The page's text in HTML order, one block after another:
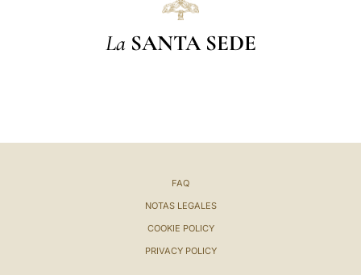
La SANTA SEDE
FAQ
NOTAS LEGALES
COOKIE POLICY
PRIVACY POLICY